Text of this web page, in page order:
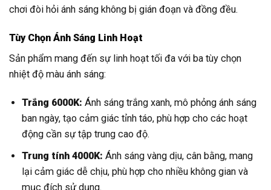
chơi đòi hỏi ánh sáng không bị gián đoạn và đồng đều.
Tùy Chọn Ánh Sáng Linh Hoạt
Sản phẩm mang đến sự linh hoạt tối đa với ba tùy chọn
nhiệt độ màu ánh sáng:
Trắng 6000K: Ánh sáng trắng xanh, mô phỏng ánh sáng
ban ngày, tạo cảm giác tỉnh táo, phù hợp cho các hoạt
động cần sự tập trung cao độ.
Trung tính 4000K: Ánh sáng vàng dịu, cân bằng, mang
lại cảm giác dễ chịu, phù hợp cho nhiều không gian và
mục đích sử dụng.